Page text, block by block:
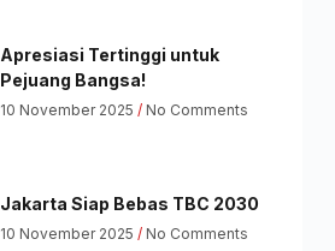
Apresiasi Tertinggi untuk
Pejuang Bangsa!
10 November 2025 No Comments
Jakarta Siap Bebas TBC 2030
10 November 2025 No Comments